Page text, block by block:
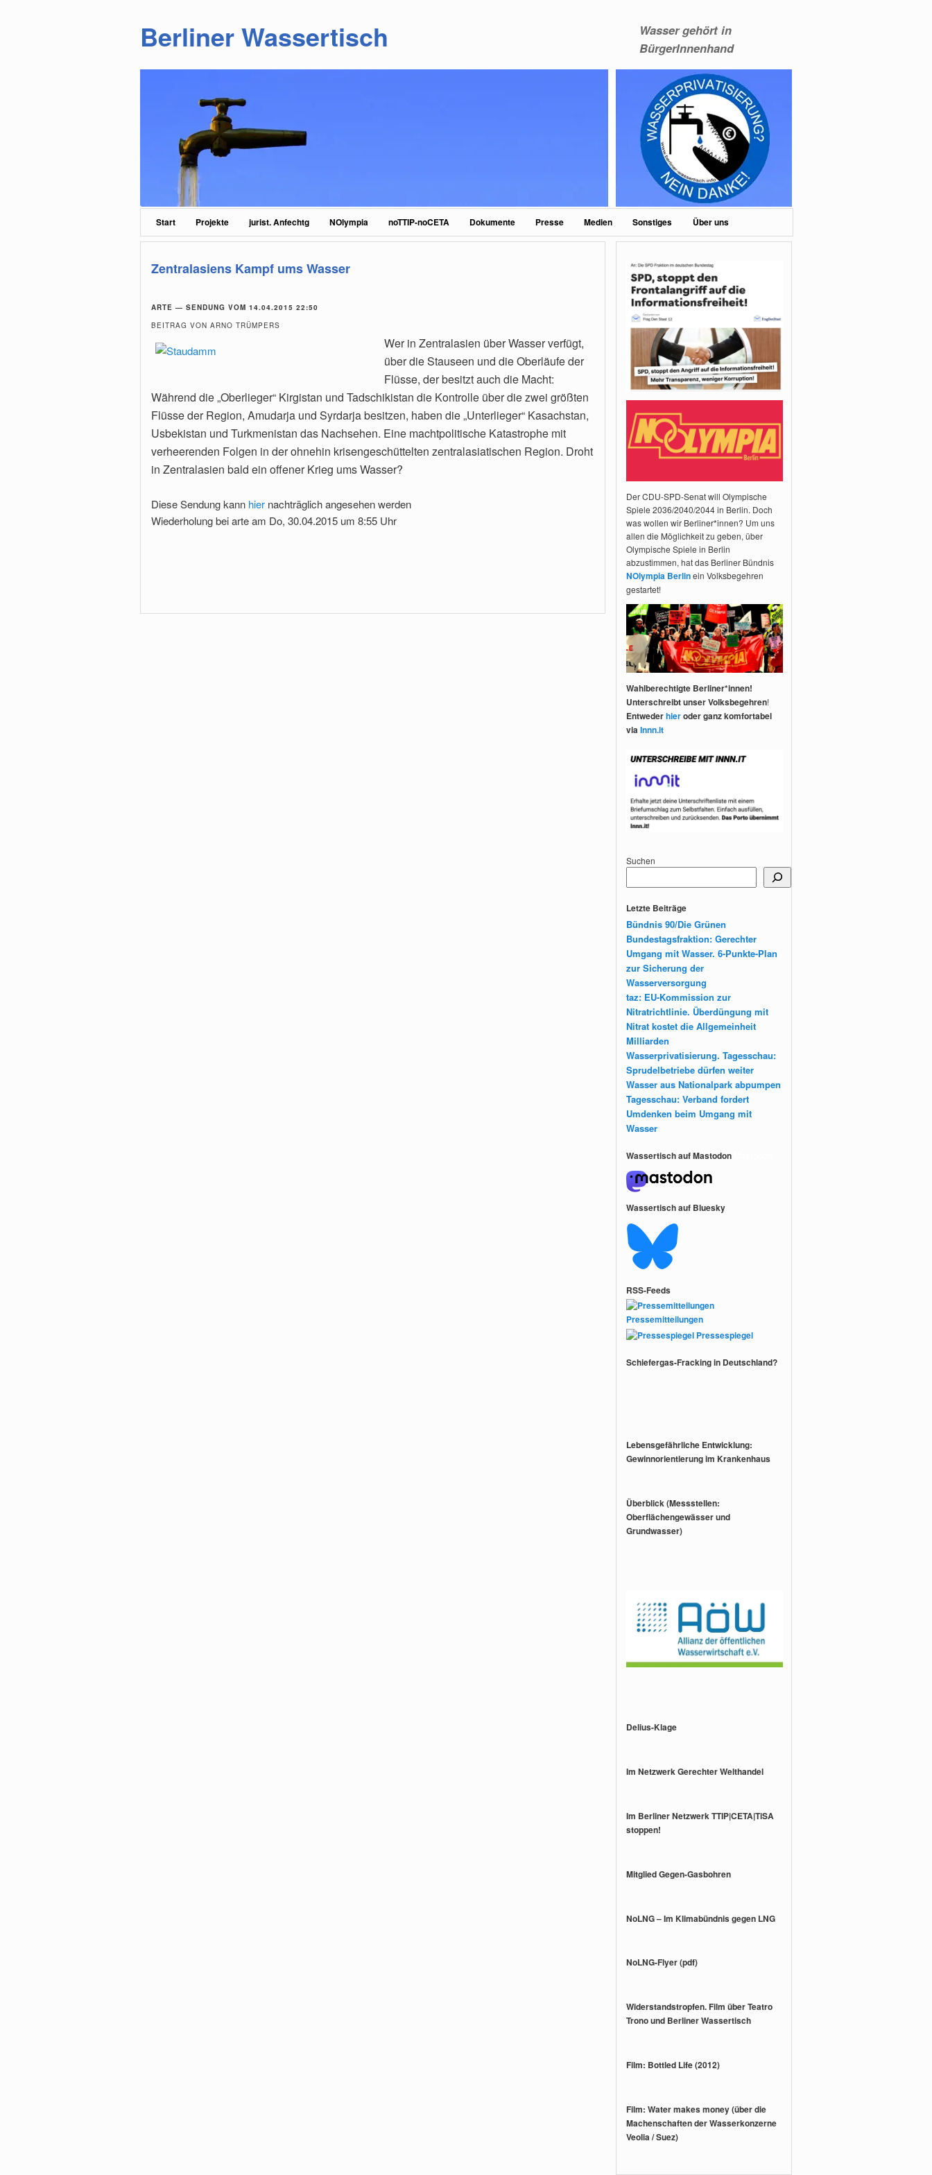
Berliner Wassertisch
Wasser gehört in
BürgerInnenhand
Hauptmenü
Start Projekte jurist. Anfechtg NOlympia noTTIP-noCETA Dokumente Presse Medien Sonstiges Über uns
Zentralasiens Kampf ums Wasser
ARTE — SENDUNG VOM 14.04.2015 22:50
BEITRAG VON ARNO TRÜMPERS
Wer in Zentralasien über Wasser verfügt,
über die Stauseen und die Oberläufe der
Flüsse, der besitzt auch die Macht:
Während die „Oberlieger“ Kirgistan und Tadschikistan die Kontrolle über die zwei größten
Flüsse der Region, Amudarja und Syrdarja besitzen, haben die „Unterlieger“ Kasachstan,
Usbekistan und Turkmenistan das Nachsehen. Eine machtpolitische Katastrophe mit
verheerenden Folgen in der ohnehin krisengeschüttelten zentralasiatischen Region. Droht
in Zentralasien bald ein offener Krieg ums Wasser?
Diese Sendung kann hier nachträglich angesehen werden
Wiederholung bei arte am Do, 30.04.2015 um 8:55 Uhr
Der CDU-SPD-Senat will Olympische
Spiele 2036/2040/2044 in Berlin. Doch
was wollen wir Berliner*innen? Um uns
allen die Möglichkeit zu geben, über
Olympische Spiele in Berlin
abzustimmen, hat das Berliner Bündnis
NOlympia Berlinein Volksbegehren
gestartet!
Wahlberechtigte Berliner*innen!
Unterschreibt unser Volksbegehren!
Entwederhieroder ganz komfortabel
viaInnn.it
Suchen
Letzte Beiträge
Bündnis 90/Die Grünen
Bundestagsfraktion: Gerechter
Umgang mit Wasser. 6-Punkte-Plan
zur Sicherung der
Wasserversorgung
taz: EU-Kommission zur
Nitratrichtlinie. Überdüngung mit
Nitrat kostet die Allgemeinheit
Milliarden
Wasserprivatisierung. Tagesschau:
Sprudelbetriebe dürfen weiter
Wasser aus Nationalpark abpumpen
Tagesschau: Verband fordert
Umdenken beim Umgang mit
Wasser
Wassertisch auf Mastodon
Wassertisch auf Bluesky
RSS-Feeds
Pressemitteilungen
Pressespiegel
Schiefergas-Fracking in Deutschland?
Lebensgefährliche Entwicklung:
Gewinnorientierung im Krankenhaus
Überblick (Messstellen:
Oberflächengewässer und
Grundwasser)
Delius-Klage
Im Netzwerk Gerechter Welthandel
Im Berliner Netzwerk TTIP|CETA|TiSA
stoppen!
Mitglied Gegen-Gasbohren
NoLNG – Im Klimabündnis gegen LNG
NoLNG-Flyer (pdf)
Widerstandstropfen. Film über Teatro
Trono und Berliner Wassertisch
Film: Bottled Life (2012)
Film: Water makes money (über die
Machenschaften der Wasserkonzerne
Veolia / Suez)